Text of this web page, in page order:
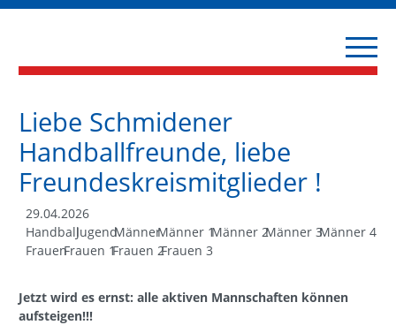
Liebe Schmidener
Handballfreunde, liebe
Freundeskreismitglieder !
29.04.2026
HandballJugendMännerMänner 1Männer 2Männer 3Männer 4
FrauenFrauen 1Frauen 2Frauen 3
Jetzt wird es ernst: alle aktiven Mannschaften können
aufsteigen!!!